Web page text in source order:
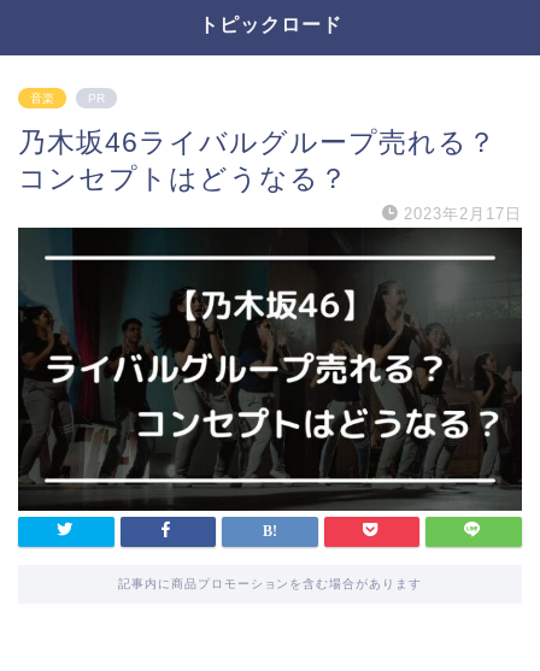
トピックロード
音楽 PR
乃木坂46ライバルグループ売れる？
コンセプトはどうなる？
2023年2月17日
記事内に商品プロモーションを含む場合があります